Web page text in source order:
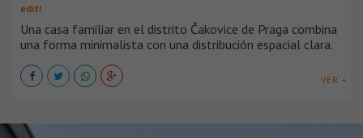
edit!
Una casa familiar en el distrito Čakovice de Praga combina
una forma minimalista con una distribución espacial clara.
VER +